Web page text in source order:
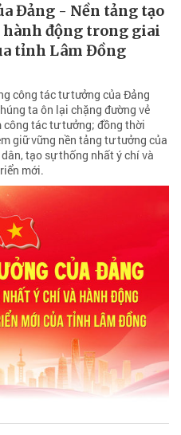
Đảng - Nền tảng tạo
động trong giai
tỉnh Lâm Đồng
công tác tư tưởng của Đảng
ta ôn lại chặng đường vẻ
công tác tư tưởng; đồng thời
giữ vững nền tảng tư tưởng của
tạo sự thống nhất ý chí và
mới.